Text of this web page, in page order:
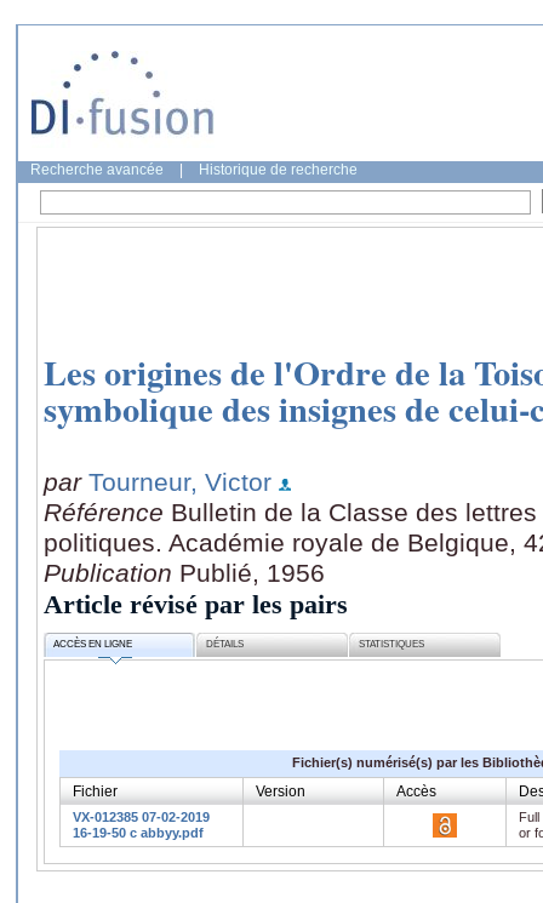
Recherche avancée Historique de recherche
Les origines de l'Ordre de la
symbolique des insignes de celui-
par Tourneur, Victor
Référence Bulletin de la Classe des
politiques. Académie royale de Belgique,
Publication Publié, 1956
Article révisé par les pairs
ACCÈS EN LIGNE DÉTAILS STATISTIQUES
Fichier(s) numérisé(s) par les
Fichier Version Accès
VX-012385 07-02-2019
16-19-50 c abbyy.pdf
or